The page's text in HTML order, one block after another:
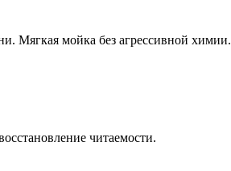
Мягкая мойка без агрессивной химии.
читаемости.